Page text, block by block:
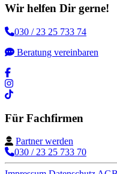
Wir helfen Dir gerne!
030 / 23 25 733 74
Beratung vereinbaren
Für Fachfirmen
Partner werden
030 / 23 25 733 70